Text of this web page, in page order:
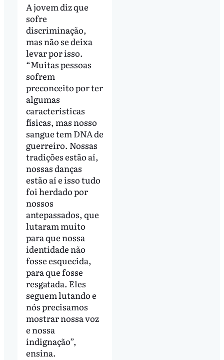
A jovem diz que
sofre
discriminação,
mas não se deixa
levar por isso.
“Muitas pessoas
sofrem
preconceito por ter
algumas
características
físicas, mas nosso
sangue tem DNA de
guerreiro. Nossas
tradições estão aí,
nossas danças
estão aí e isso tudo
foi herdado por
nossos
antepassados, que
lutaram muito
para que nossa
identidade não
fosse esquecida,
para que fosse
resgatada. Eles
seguem lutando e
nós precisamos
mostrar nossa voz
e nossa
indignação”,
ensina.